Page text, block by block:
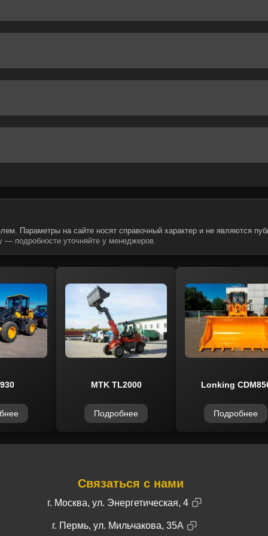
Параметры на сайте носят справочный характер и не являются
подробности уточняйте у менеджеров.
MTK TL2000
Подробнее
Lonking
Подробнее
Связаться с нами
г. Москва, ул. Энергетическая, 4
г. Пермь, ул. Мильчакова, 35А